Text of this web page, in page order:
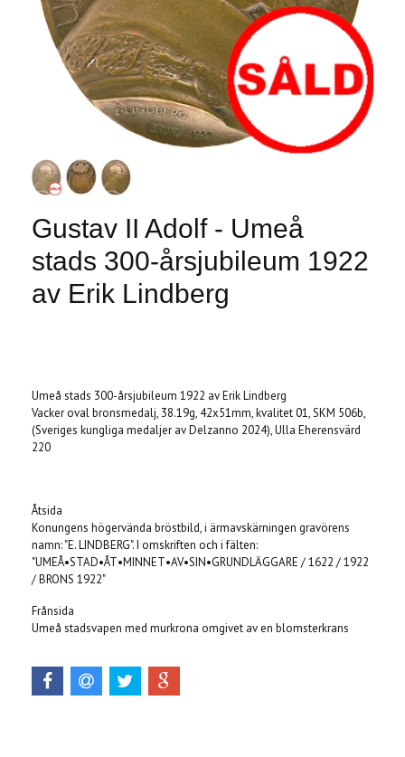
Gustav II Adolf - Umeå
stads 300-årsjubileum 1922
av Erik Lindberg
Umeå stads 300-årsjubileum 1922 av Erik Lindberg
Vacker oval bronsmedalj, 38.19g, 42x51mm, kvalitet 01, SKM 506b,
(Sveriges kungliga medaljer av Delzanno 2024), Ulla Eherensvärd
220
Åtsida
Konungens högervända bröstbild, i ärmavskärningen gravörens
namn: "E. LINDBERG". I omskriften och i fälten:
"UMEÅ•STAD•ÅT•MINNET•AV•SIN•GRUNDLÄGGARE / 1622 / 1922
/ BRONS 1922"
Frånsida
Umeå stadsvapen med murkrona omgivet av en blomsterkrans